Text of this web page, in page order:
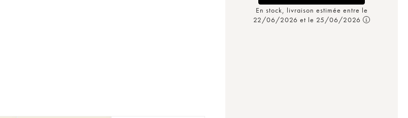
En stock, livraison estimée entre le
22/06/2026 et le 25/06/2026